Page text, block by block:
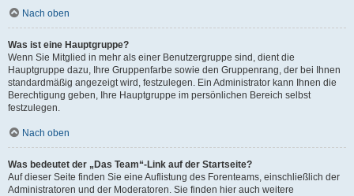
Nach oben
Was ist eine Hauptgruppe?
Wenn Sie Mitglied in mehr als einer Benutzergruppe sind, dient die
Hauptgruppe dazu, Ihre Gruppenfarbe sowie den Gruppenrang, der bei Ihnen
standardmäßig angezeigt wird, festzulegen. Ein Administrator kann Ihnen die
Berechtigung geben, Ihre Hauptgruppe im persönlichen Bereich selbst
festzulegen.
Nach oben
Was bedeutet der „Das Team“-Link auf der Startseite?
Auf dieser Seite finden Sie eine Auflistung des Forenteams, einschließlich der
Administratoren und der Moderatoren. Sie finden hier auch weitere